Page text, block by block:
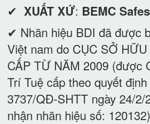
✔ XUẤT XỨ: BEMC Safes
✔ Nhãn hiệu BDI đã được
Việt nam do CỤC SỞ
CẤP TỪ NĂM 2009 (được
Trí Tuệ cấp theo quyết
3737/QĐ-SHTT ngày 24/2/
nhận nhãn hiệu số: 120132)